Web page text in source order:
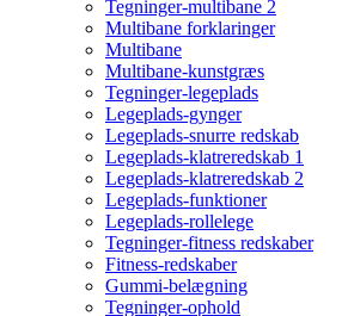
Tegninger-multibane 2
Multibane forklaringer
Multibane
Multibane-kunstgræs
Tegninger-legeplads
Legeplads-gynger
Legeplads-snurre redskab
Legeplads-klatreredskab 1
Legeplads-klatreredskab 2
Legeplads-funktioner
Legeplads-rollelege
Tegninger-fitness redskaber
Fitness-redskaber
Gummi-belægning
Tegninger-ophold